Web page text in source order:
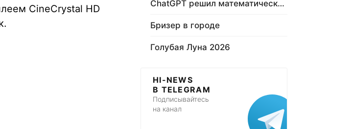
CineCrystal HD
ChatGPT решил математическую задачу
Бризер в городе
Голубая Луна 2026
HI-NEWS
В TELEGRAM
Подписывайтесь
на канал